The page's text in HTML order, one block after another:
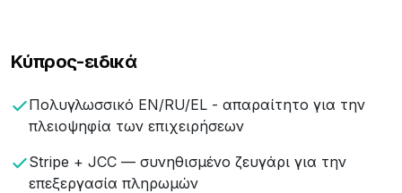
Κύπρος-ειδικά
Πολυγλωσσικό EN/RU/EL - απαραίτητο για την
πλειοψηφία των επιχειρήσεων
Stripe + JCC — συνηθισμένο ζευγάρι για την
επεξεργασία πληρωμών